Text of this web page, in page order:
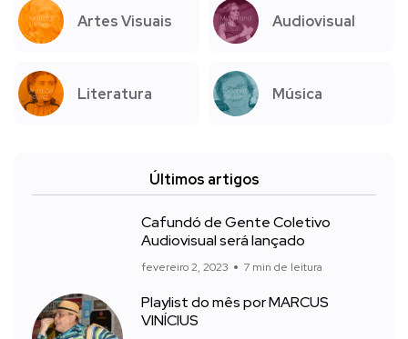
Artes Visuais Audiovisual
Literatura Música
Últimos artigos
Cafundó de Gente Coletivo
Audiovisual será lançado
fevereiro 2, 2023 7 min de leitura
Playlist do mês por MARCUS
VINÍCIUS